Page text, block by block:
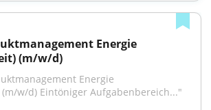
Energie
(m/w/d)
Energie
w/d) Eintöniger Aufgabenbereich..."